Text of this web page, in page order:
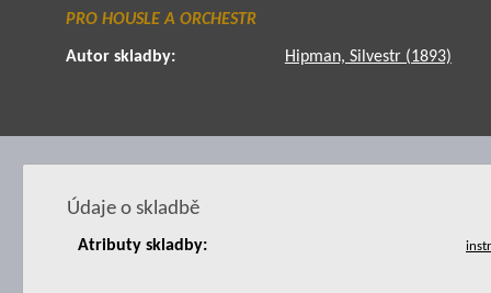
PRO HOUSLE A ORCHESTR
Autor skladby: Hipman, Silvestr (1893)
Údaje o skladbě
Atributy skladby: